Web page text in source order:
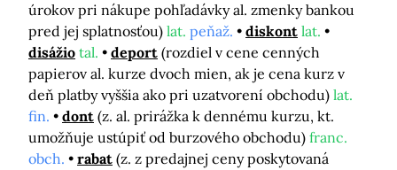
úrokov pri nákupe pohľadávky al. zmenky bankou
pred jej splatnosťou) lat. peňaž. diskont lat.
disážio tal. deport (rozdiel v cene cenných
papierov al. kurze dvoch mien, ak je cena kurz v
deň platby vyššia ako pri uzatvorení obchodu) lat.
fin.
dont (z. al. prirážka k dennému kurzu, kt.
umožňuje ustúpiť od burzového obchodu) franc.
obch.
rabat (z. z predajnej ceny poskytovaná